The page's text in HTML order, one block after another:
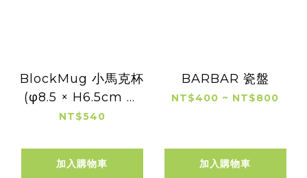
BlockMug 小馬克杯
(φ8.5 × H6.5cm 容
量：200cc)
NT$540
加入購物車
BARBAR 瓷盤
NT$400 ~ NT$800
加入購物車